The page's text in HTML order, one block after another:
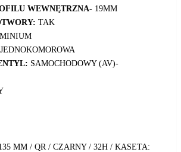
WEWNĘTRZNA- 19MM
TAK
JEDNOKOMOROWA
SAMOCHODOWY (AV)-
MM / QR / CZARNY / 32H / KASETA: